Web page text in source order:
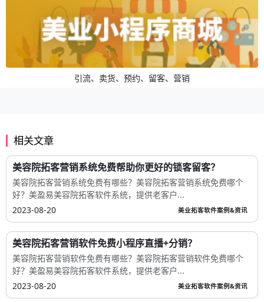
引流、卖货、预约、留客、营销
相关文章
美容院拓客营销系统免费帮助你更好的锁客留客？
美容院拓客营销系统免费有哪些？美容院拓客营销系统免费哪个
好？美盈易美容院拓客软件系统，提供老客户...
2023-08-20
美业拓客软件案例&资讯
美容院拓客营销软件免费小程序直播+分销？
美容院拓客营销软件免费有哪些？美容院拓客营销软件免费哪个
好？美盈易美容院拓客软件系统，提供老客户...
2023-08-20
美业拓客软件案例&资讯